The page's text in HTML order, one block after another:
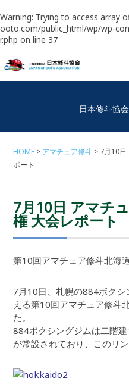
Warning: Trying to access array
ooto.com/public_html/wp/wp-
r.phpon line37
日本修斗協
HOME アマチュア修斗
7月10日
ポート
7月10日 アマチ
権 大会レポート
第10回アマチュア修斗北海
7月10日、札幌の884ボクシ
える第10回アマチュア修斗
た。
884ボクシングジムは二階
が常設されており、このリ